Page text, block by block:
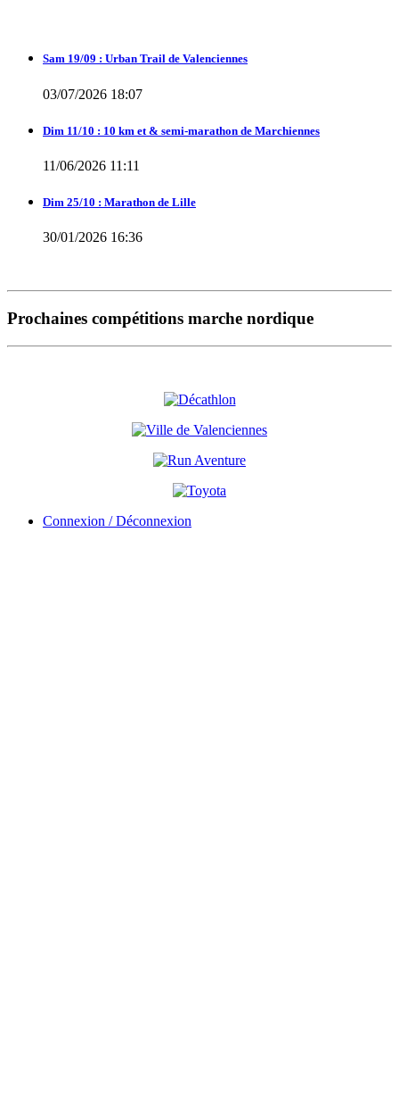
Sam 19/09 : Urban Trail de Valenciennes
03/07/2026 18:07
Dim 11/10 : 10 km et & semi-marathon de Marchiennes
11/06/2026 11:11
Dim 25/10 : Marathon de Lille
30/01/2026 16:36
Prochaines compétitions marche nordique
Connexion / Déconnexion